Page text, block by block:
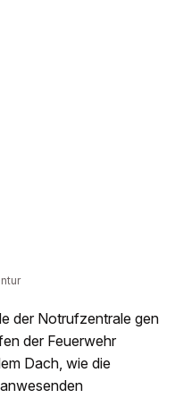
der Notrufzentrale gen
der Feuerwehr
Dach, wie die